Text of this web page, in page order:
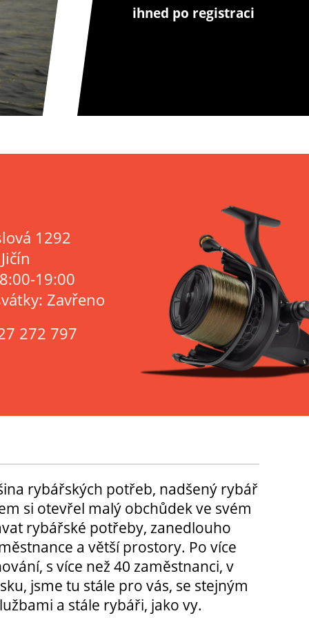
ihned po registraci
1292
19:00
Zavřeno
272 797
rybářských potřeb, nadšený rybář
si otevřel malý obchůdek ve svém
rybářské potřeby, zanedlouho
a větší prostory. Po více
s více než 40 zaměstnanci, v
jsme tu stále pro vás, se stejným
a stále rybáři, jako vy.